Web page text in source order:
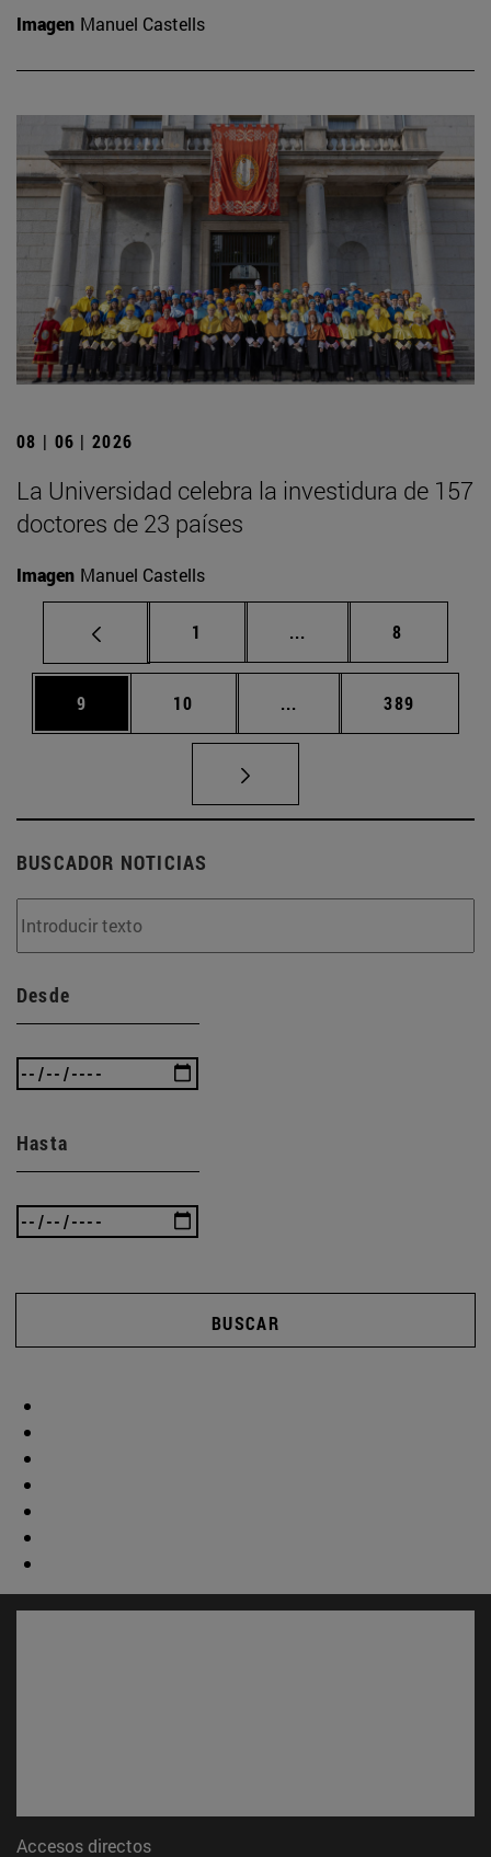
Imagen Manuel Castells
08 | 06 | 2026
La Universidad celebra la investidura de 157
doctores de 23 países
Imagen Manuel Castells
Página
1 ... Páginas intermedias
Página
8
Página
9 Página
10 ... Páginas intermedias
Página
389
BUSCADOR NOTICIAS
Desde
Hasta
BUSCAR
Accesos directos